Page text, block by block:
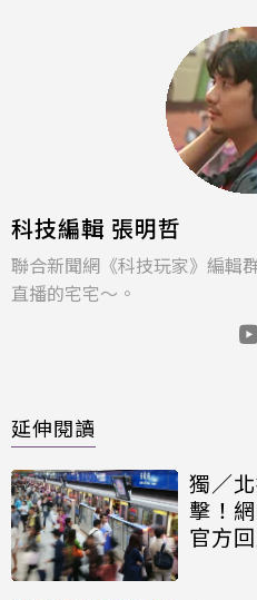
科技編輯 張明哲
聯合新聞網《科技玩家》編輯
直播的宅宅～。
延伸閱讀
獨／
擊！
官方